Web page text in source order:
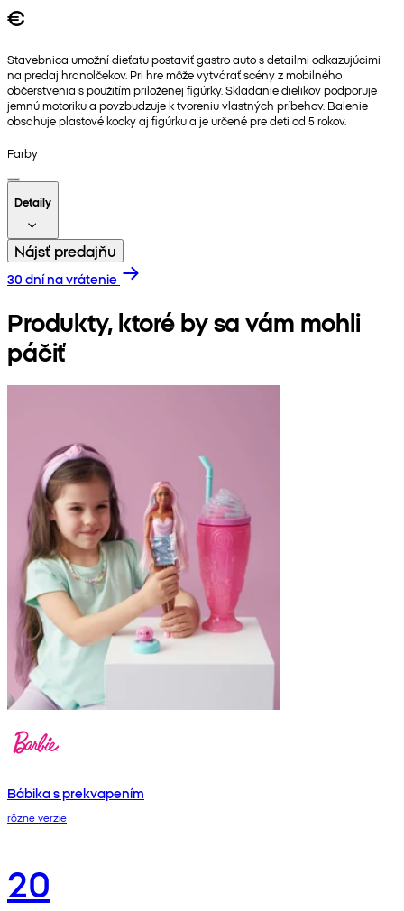
€
Stavebnica umožní dieťaťu postaviť gastro auto s detailmi odkazujúcimi
na predaj hranolčekov. Pri hre môže vytvárať scény z mobilného
občerstvenia s použitím priloženej figúrky. Skladanie dielikov podporuje
jemnú motoriku a povzbudzuje k tvoreniu vlastných príbehov. Balenie
obsahuje plastové kocky aj figúrku a je určené pre deti od 5 rokov.
Farby
Detaily
Nájsť predajňu
30 dní na vrátenie
Produkty, ktoré by sa vám mohli
páčiť
Bábika s prekvapením
rôzne verzie
20